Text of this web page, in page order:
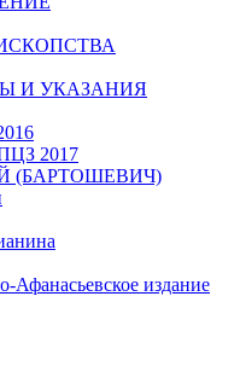
И УКАЗАНИЯ
2017
(БАРТОШЕВИЧ)
издание